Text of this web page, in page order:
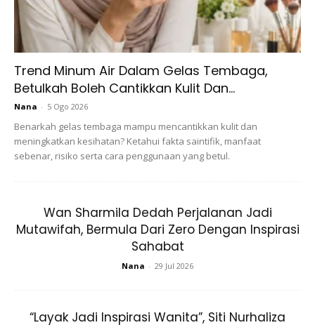
Trend Minum Air Dalam Gelas Tembaga,
Betulkah Boleh Cantikkan Kulit Dan...
Nana - 5 Ogo 2026
Benarkah gelas tembaga mampu mencantikkan kulit dan
meningkatkan kesihatan? Ketahui fakta saintifik, manfaat
sebenar, risiko serta cara penggunaan yang betul.
Wan Sharmila Dedah Perjalanan Jadi
Mutawifah, Bermula Dari Zero Dengan Inspirasi
Sahabat
Nana - 29 Jul 2026
“Layak Jadi Inspirasi Wanita”, Siti Nurhaliza